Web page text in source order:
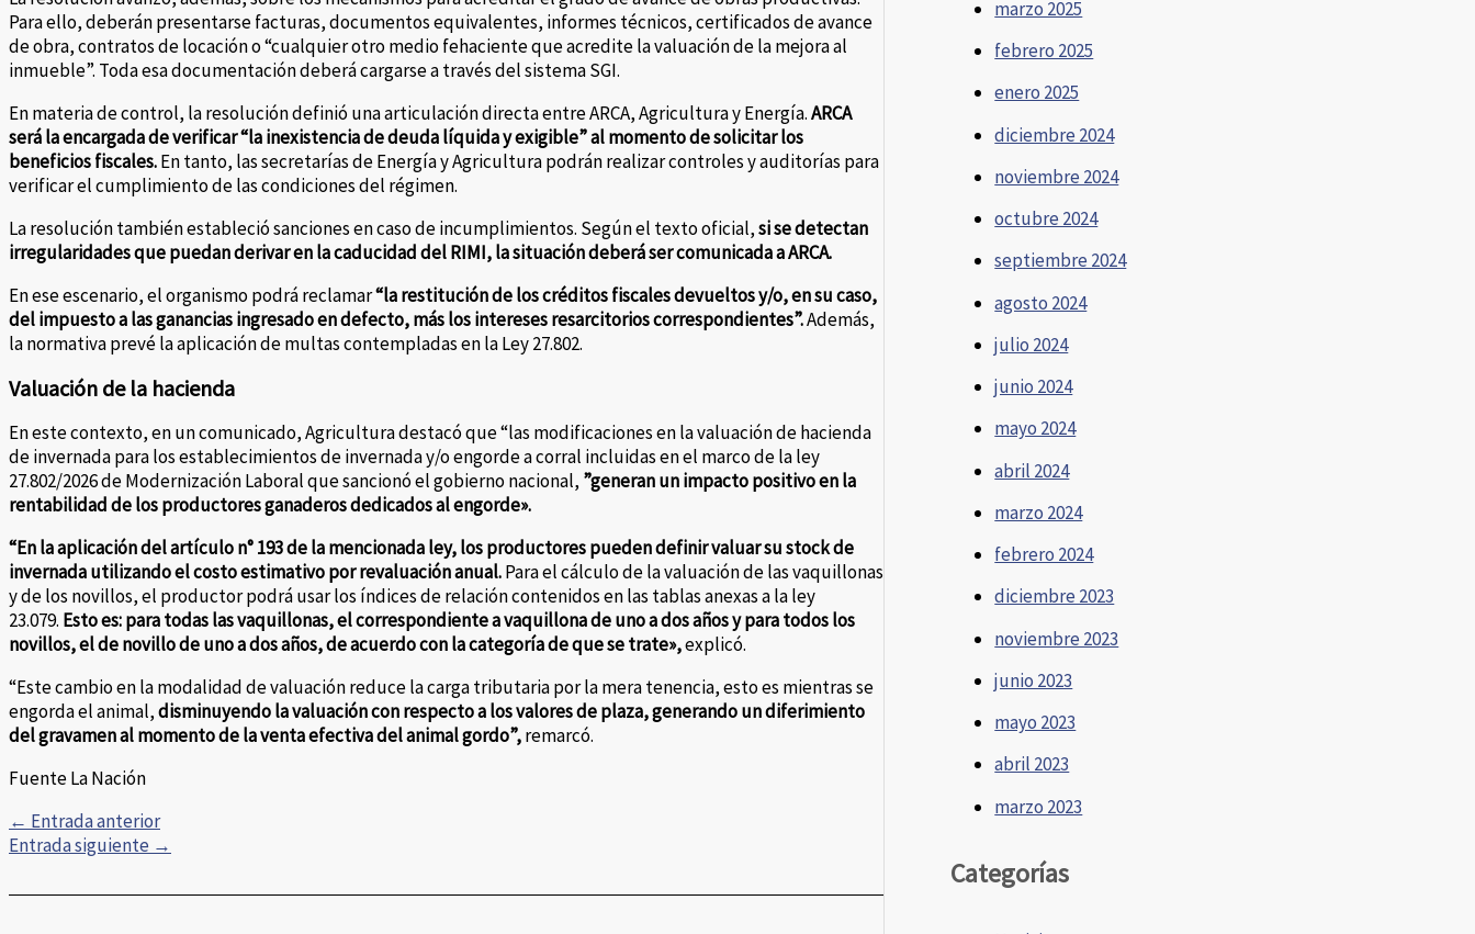
Para ello, deberán presentarse facturas, documentos equivalentes, informes técnicos, certificados de avance
de obra, contratos de locación o “cualquier otro medio fehaciente que acredite la valuación de la mejora al
inmueble”. Toda esa documentación deberá cargarse a través del sistema SGI.
En materia de control, la resolución definió una articulación directa entre ARCA, Agricultura y Energía.ARCA
será la encargada de verificar “la inexistencia de deuda líquida y exigible” al momento de solicitar los
beneficios fiscales.En tanto, las secretarías de Energía y Agricultura podrán realizar controles y auditorías para
verificar el cumplimiento de las condiciones del régimen.
La resolución también estableció sanciones en caso de incumplimientos. Según el texto oficial,si se detectan
irregularidades que puedan derivar en la caducidad del RIMI, la situación deberá ser comunicada a ARCA.
En ese escenario, el organismo podrá reclamar“la restitución de los créditos fiscales devueltos y/o, en su caso,
del impuesto a las ganancias ingresado en defecto, más los intereses resarcitorios correspondientes”.Además,
la normativa prevé la aplicación de multas contempladas en la Ley 27.802.
Valuación de la hacienda
En este contexto, en un comunicado, Agricultura destacó que “las modificaciones en la valuación de hacienda
de invernada para los establecimientos de invernada y/o engorde a corral incluidas en el marco de la ley
27.802/2026 de Modernización Laboral que sancionó el gobierno nacional, ”generan un impacto positivo en la
rentabilidad de los productores ganaderos dedicados al engorde».
“En la aplicación del artículo n° 193 de la mencionada ley, los productores pueden definir valuar su stock de
invernada utilizando el costo estimativo por revaluación anual.Para el cálculo de la valuación de las vaquillonas
y de los novillos, el productor podrá usar los índices de relación contenidos en las tablas anexas a la ley
23.079. Esto es: para todas las vaquillonas, el correspondiente a vaquillona de uno a dos años y para todos los
novillos, el de novillo de uno a dos años, de acuerdo con la categoría de que se trate»,explicó.
“Este cambio en la modalidad de valuación reduce la carga tributaria por la mera tenencia, esto es mientras se
engorda el animal,disminuyendo la valuación con respecto a los valores de plaza, generando un diferimiento
del gravamen al momento de la venta efectiva del animal gordo”,remarcó.
Fuente La Nación
← Entrada anterior
Entrada siguiente →
marzo 2025
febrero 2025
enero 2025
diciembre 2024
noviembre 2024
octubre 2024
septiembre 2024
agosto 2024
julio 2024
junio 2024
mayo 2024
abril 2024
marzo 2024
febrero 2024
diciembre 2023
noviembre 2023
junio 2023
mayo 2023
abril 2023
marzo 2023
Categorías